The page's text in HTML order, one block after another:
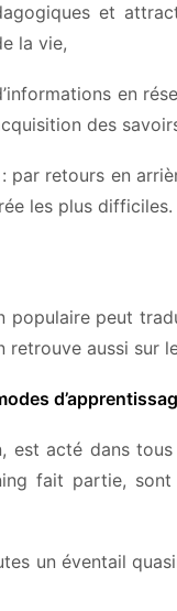
et
la vie,
en
des
par retours en
les plus difficiles.
peut
aussi sur
est acté dans
fait partie,
un éventail